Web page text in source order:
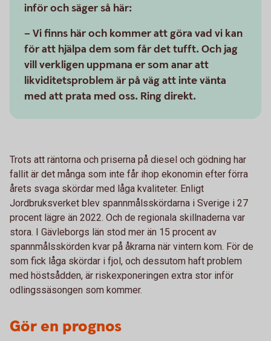
inför och säger så här:
– Vi finns här och kommer att göra vad vi kan
för att hjälpa dem som får det tufft. Och jag
vill verkligen uppmana er som anar att
likviditetsproblem är på väg att inte vänta
med att prata med oss. Ring direkt.
Trots att räntorna och priserna på diesel och gödning har
fallit är det många som inte får ihop ekonomin efter förra
årets svaga skördar med låga kvaliteter. Enligt
Jordbruksverket blev spannmålsskördarna i Sverige i 27
procent lägre än 2022. Och de regionala skillnaderna var
stora. I Gävleborgs län stod mer än 15 procent av
spannmålsskörden kvar på åkrarna när vintern kom. För de
som fick låga skördar i fjol, och dessutom haft problem
med höstsådden, är riskexponeringen extra stor inför
odlingssäsongen som kommer.
Gör en prognos